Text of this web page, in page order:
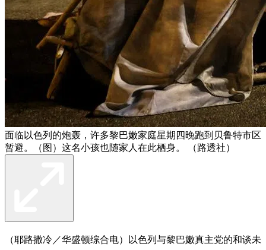
面临以色列的炮轰，许多黎巴嫩家庭星期四晚跑到贝鲁特市区
暂避。（图）这名小孩也随家人在此栖身。 （路透社）
（耶路撒冷／华盛顿综合电）以色列与黎巴嫩真主党的和谈未